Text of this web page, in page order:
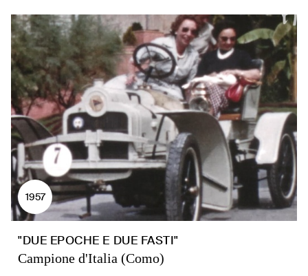
1957
"DUE EPOCHE E DUE FASTI"
Campione d'Italia (Como)